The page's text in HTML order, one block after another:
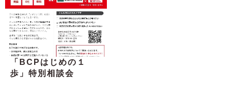
「BCPはじめの１
歩」特別相談会